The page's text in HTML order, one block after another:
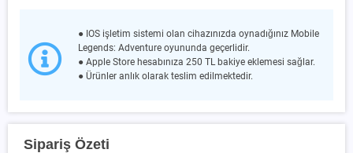
● IOS işletim sistemi olan cihazınızda oynadığınız Mobile
Legends: Adventure oyununda geçerlidir.
● Apple Store hesabınıza 250 TL bakiye eklemesi sağlar.
● Ürünler anlık olarak teslim edilmektedir.
Sipariş Özeti